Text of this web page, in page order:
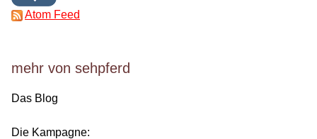
Atom Feed
mehr von sehpferd
Das Blog
Die Kampagne: